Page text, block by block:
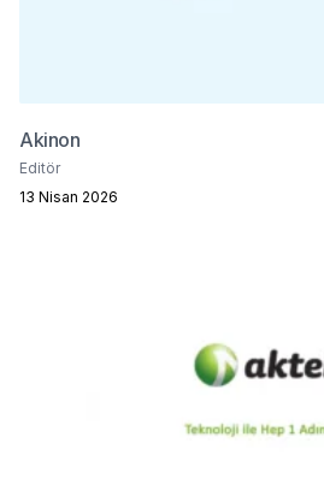
Akinon
Editör
13 Nisan 2026